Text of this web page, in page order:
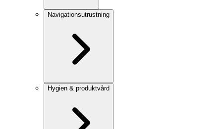
Navigationsutrustning
Hygien & produktvård